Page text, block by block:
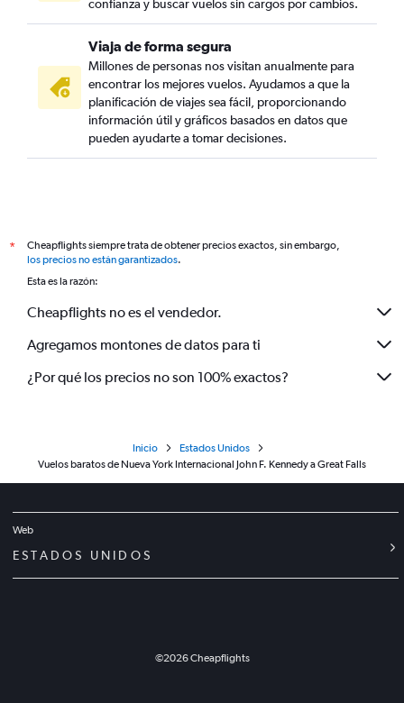
confianza y buscar vuelos sin cargos por cambios.
Viaja de forma segura
Millones de personas nos visitan anualmente para
encontrar los mejores vuelos. Ayudamos a que la
planificación de viajes sea fácil, proporcionando
información útil y gráficos basados en datos que
pueden ayudarte a tomar decisiones.
*
Cheapflights siempre trata de obtener precios exactos, sin embargo,
los precios no están garantizados.
Esta es la razón:
Cheapflights no es el vendedor.
Agregamos montones de datos para ti
¿Por qué los precios no son 100% exactos?
Inicio
Estados Unidos
Vuelos baratos de Nueva York Internacional John F. Kennedy a Great Falls
Web
ESTADOS UNIDOS
©2026Cheapflights